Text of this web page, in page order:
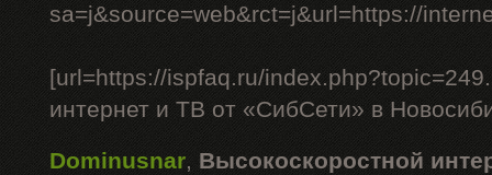
sa=j&source=web&rct=j&url=https://
[url=https://ispfaq.ru/
интернет и ТВ от «СибСети» в
Dominusnar, Высокоскоростной